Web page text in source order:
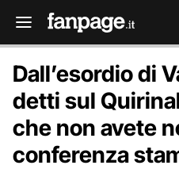
Dall’esordio di
detti sul
che non avete
conferenza